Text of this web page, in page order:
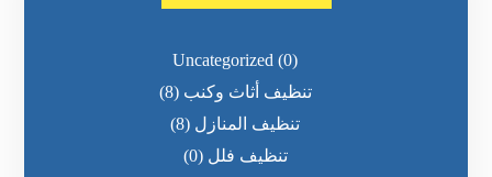
Uncategorized (0)
تنظيف أثاث وكنب (8)
تنظيف المنازل (8)
تنظيف فلل (0)